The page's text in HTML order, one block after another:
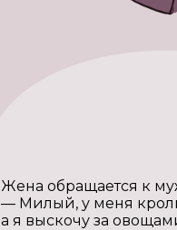
Жена обращается к
— Милый, у меня
а я выскочу за